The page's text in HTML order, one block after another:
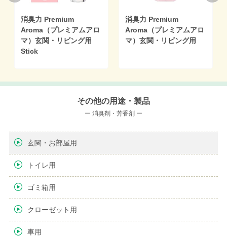
消臭力 Premium
Aroma（プレミアムアロ
マ）玄関・リビング用
Stick
消臭力 Premium
Aroma（プレミアムアロ
マ）玄関・リビング用
その他の用途・製品
ー 消臭剤・芳香剤 ー
玄関・お部屋用
トイレ用
ゴミ箱用
クローゼット用
車用